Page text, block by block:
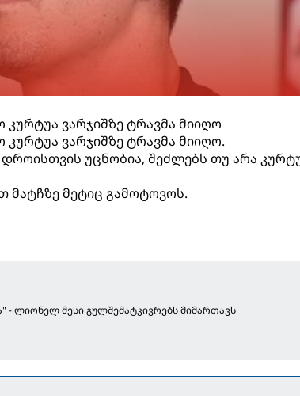
ვარჯიშზე ტრავმა მიიღო
ვარჯიშზე ტრავმა მიიღო.
უცნობია, შეძლებს თუ არა
მატჩზე მეტიც გამოტოვოს.
- ლიონელ მესი გულშემატკივრებს მიმართავს